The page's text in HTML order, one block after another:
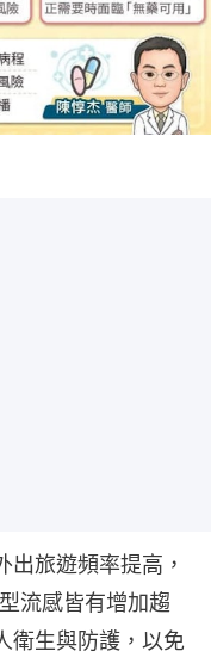
出旅遊頻率提高，
流感皆有增加趨
衛生與防護，以免